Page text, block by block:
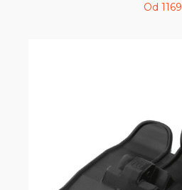
Od 1169